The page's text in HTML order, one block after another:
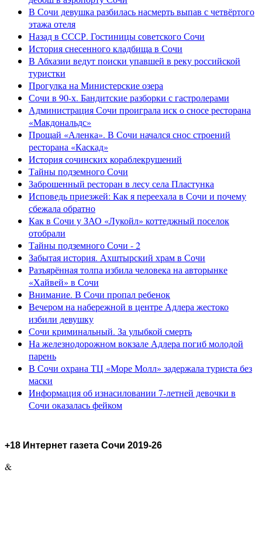
В Сочи девушка разбилась насмерть выпав с четвёртого
этажа отеля
Назад в СССР. Гостиницы советского Сочи
История снесенного кладбища в Сочи
В Абхазии ведут поиски упавшей в реку российской
туристки
Прогулка на Министерские озера
Сочи в 90-х. Бандитские разборки с гастролерами
Администрация Сочи проиграла иск о сносе ресторана
«Макдональдс»
Прощай «Аленка». В Сочи начался снос строений
ресторана «Каскад»
История сочинских кораблекрушений
Тайны подземного Сочи
Заброшенный ресторан в лесу села Пластунка
Исповедь приезжей: Как я переехала в Сочи и почему
сбежала обратно
Как в Сочи у ЗАО «Лукойл» коттеджный поселок
отобрали
Тайны подземного Сочи - 2
Забытая история. Ахштырский храм в Сочи
Разъярённая толпа избила человека на авторынке
«Хайвей» в Сочи
Внимание. В Сочи пропал ребенок
Вечером на набережной в центре Адлера жестоко
избили девушку
Сочи криминальный. За улыбкой смерть
На железнодорожном вокзале Адлера погиб молодой
парень
В Сочи охрана ТЦ «Море Молл» задержала туриста без
маски
Информация об изнасиловании 7-летней девочки в
Сочи оказалась фейком
+18 Интернет газета Сочи 2019-26
&